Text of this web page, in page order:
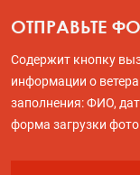
ОТПРАВЬТЕ
Содержит кнопку
информации о
заполнения: ФИО,
форма загрузки